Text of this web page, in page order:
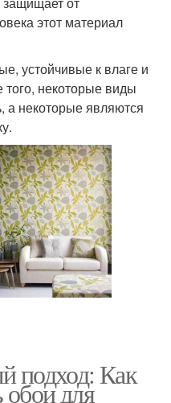
этот материал
устойчивые к влаге и
некоторые виды
некоторые являются
подход: Как
для